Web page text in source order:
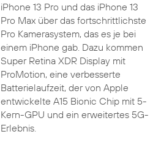
iPhone 13 Pro und das iPhone 13
Pro Max über das fortschrittlichste
Pro Kamerasystem, das es je bei
einem iPhone gab. Dazu kommen
Super Retina XDR Display mit
ProMotion, eine verbesserte
Batterielaufzeit, der von Apple
entwickelte A15 Bionic Chip mit 5-
Kern-GPU und ein erweitertes 5G-
Erlebnis.